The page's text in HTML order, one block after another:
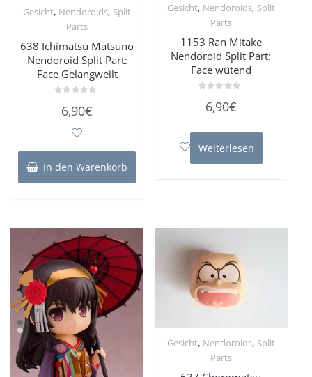
Gesicht, Nendoroids, Split
Parts
638 Ichimatsu Matsuno
Nendoroid Split Part:
Face Gelangweilt
mit6,90€
In den Warenkorb
Gesicht, Nendoroids, Split
Parts
1153 Ran Mitake
Nendoroid Split Part:
Face wütend
mit
5
6,90€
Weiterlesen
Gesicht, Nendoroids, Split
Parts